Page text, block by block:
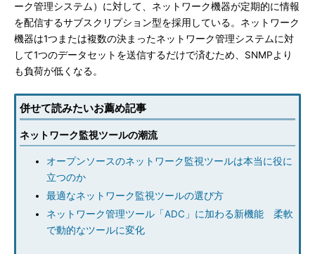
ーク管理システム）に対して、ネットワーク機器が定期的に情報
を配信するサブスクリプション型を採用している。ネットワーク
機器は1つまたは複数の決まったネットワーク管理システムに対
して1つのデータセットを送信するだけで済むため、SNMPより
も負荷が低くなる。
併せて読みたいお薦め記事
ネットワーク監視ツールの潮流
オープンソースのネットワーク監視ツールは本当に役に
立つのか
最適なネットワーク監視ツールの選び方
ネットワーク管理ツール「ADC」に加わる新機能 柔軟
で動的なツールに変化